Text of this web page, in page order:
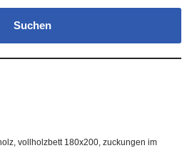
Suchen
, vollholzbett 180x200, zuckungen im